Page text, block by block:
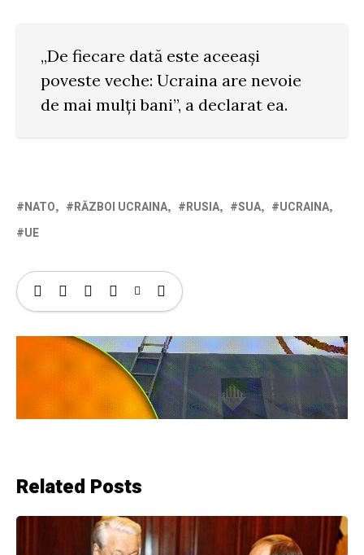
„De fiecare dată este aceeași
poveste veche: Ucraina are nevoie
de mai mulți bani”, a declarat ea.
NATO RĂZBOI UCRAINA RUSIA SUA
UCRAINA
UE
Related Posts